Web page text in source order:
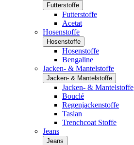
Futterstoffe
Futterstoffe
Acetat
Hosenstoffe
Hosenstoffe
Hosenstoffe
Bengaline
Jacken- & Mantelstoffe
Jacken- & Mantelstoffe
Jacken- & Mantelstoffe
Bouclé
Regenjackenstoffe
Taslan
Trenchcoat Stoffe
Jeans
Jeans